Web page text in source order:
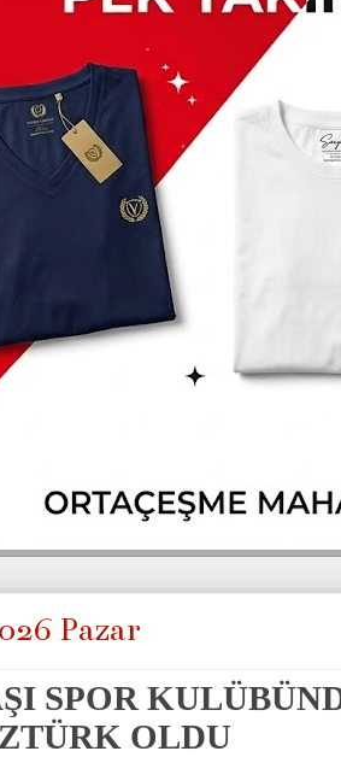
Pazar
SPOR
OLDU